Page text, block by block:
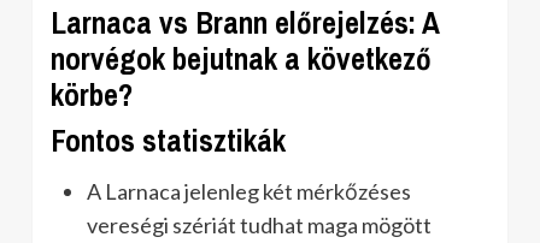
Larnaca vs Brann előrejelzés: A
norvégok bejutnak a következő
körbe?
Fontos statisztikák
A Larnaca jelenleg két mérkőzéses
vereségi szériát tudhat maga mögött